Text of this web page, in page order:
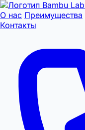
О нас Преимущества
Контакты